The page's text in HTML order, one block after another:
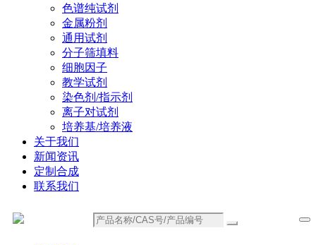
色谱纯试剂
金属粉剂
通用试剂
分子筛填料
细胞因子
教学试剂
染色剂/指示剂
离子对试剂
培养基/培养液
关于我们
新闻资讯
定制合成
联系我们